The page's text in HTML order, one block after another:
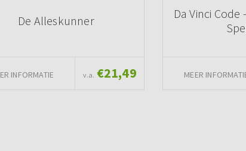
De Alleskunner
INFORMATIE v.a. €21,49
Da Vinci Code
MEER